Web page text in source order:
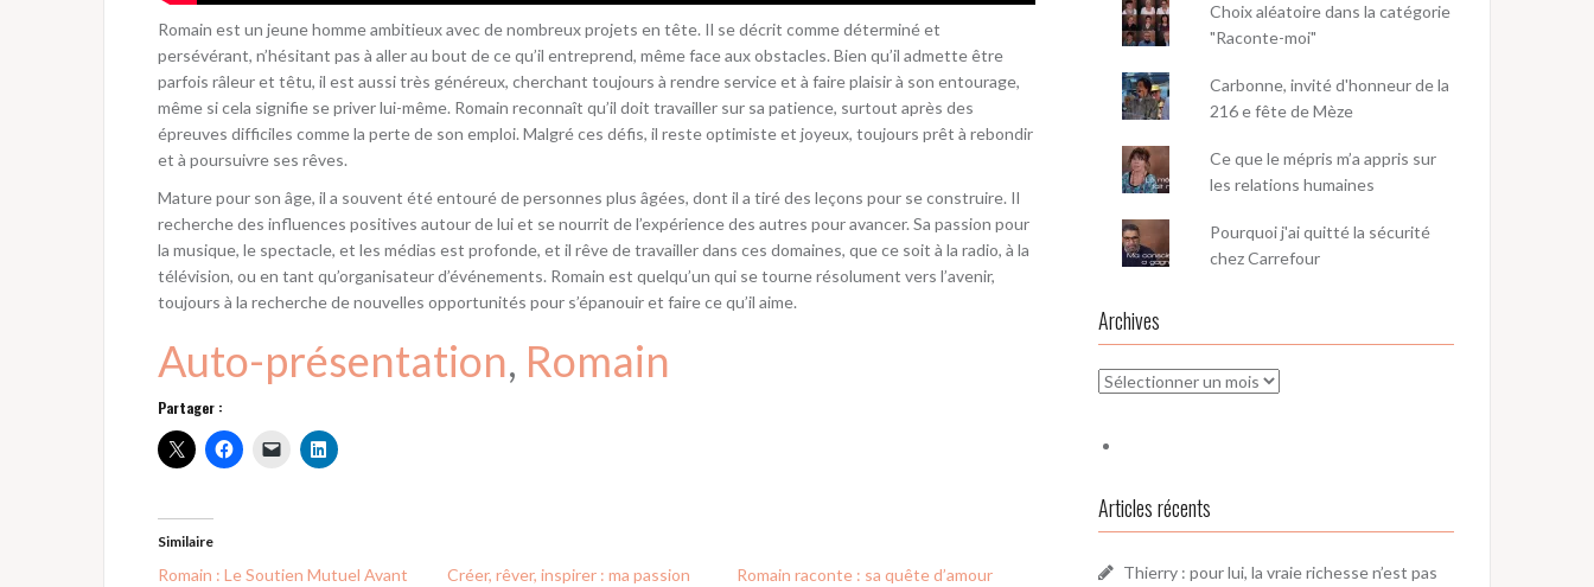
Romain est un jeune homme ambitieux avec de nombreux projets en tête. Il se décrit comme déterminé et
persévérant, n’hésitant pas à aller au bout de ce qu’il entreprend, même face aux obstacles. Bien qu’il admette être
parfois râleur et têtu, il est aussi très généreux, cherchant toujours à rendre service et à faire plaisir à son entourage,
même si cela signifie se priver lui-même. Romain reconnaît qu’il doit travailler sur sa patience, surtout après des
épreuves difficiles comme la perte de son emploi. Malgré ces défis, il reste optimiste et joyeux, toujours prêt à rebondir
et à poursuivre ses rêves.
Mature pour son âge, il a souvent été entouré de personnes plus âgées, dont il a tiré des leçons pour se construire. Il
recherche des influences positives autour de lui et se nourrit de l’expérience des autres pour avancer. Sa passion pour
la musique, le spectacle, et les médias est profonde, et il rêve de travailler dans ces domaines, que ce soit à la radio, à la
télévision, ou en tant qu’organisateur d’événements. Romain est quelqu’un qui se tourne résolument vers l’avenir,
toujours à la recherche de nouvelles opportunités pour s’épanouir et faire ce qu’il aime.
Auto-présentation, Romain
Partager :
Similaire
Romain : Le Soutien Mutuel Avant
Créer, rêver, inspirer : ma passion
Romain raconte : sa quête d’amour
Choix aléatoire dans la catégorie
"Raconte-moi"
Carbonne, invité d'honneur de la
216 e fête de Mèze
Ce que le mépris m’a appris sur
les relations humaines
Pourquoi j'ai quitté la sécurité
chez Carrefour
Archives
Archives
Articles récents
Thierry : pour lui, la vraie richesse n’est pas